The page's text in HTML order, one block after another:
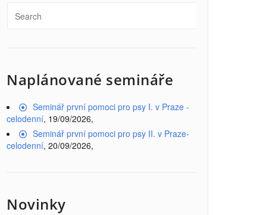
Naplánované semináře
Seminář první pomoci pro psy I. v Praze -
celodenní, 19/09/2026,
Seminář první pomoci pro psy II. v Praze-
celodenní, 20/09/2026,
Novinky